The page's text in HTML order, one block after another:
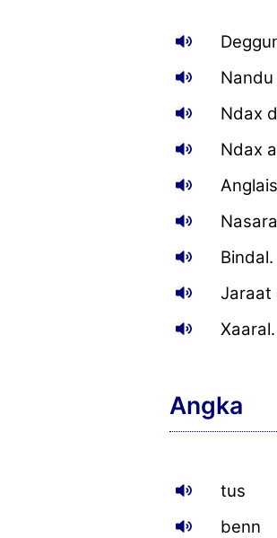
Nandu
Ndax
Ndax
Anglais
Bindal.
Jaraat
Xaaral.
Angka
tus
benn